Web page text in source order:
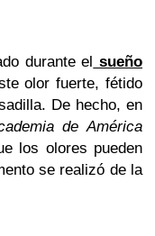
durante el sueño
olor fuerte, fétido
De hecho, en
de América
los olores pueden
se realizó de la